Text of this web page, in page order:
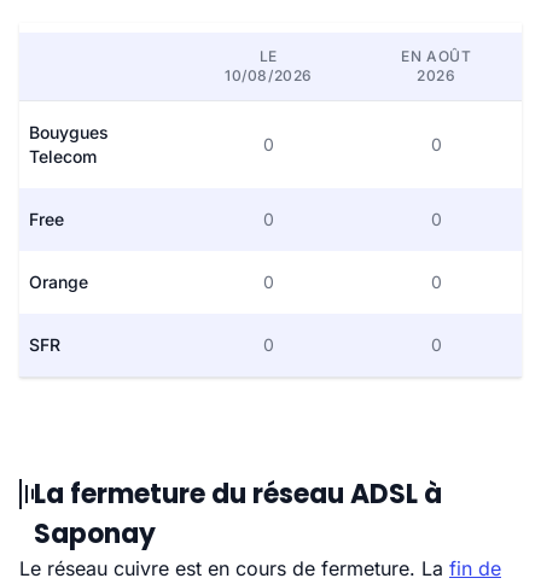
LE
10/08/2026
EN AOÛT
2026
Bouygues
Telecom
0 0
Free 0 0
Orange 0 0
SFR 0 0
La fermeture du réseau ADSL à
Saponay
Le réseau cuivre est en cours de fermeture. La fin de